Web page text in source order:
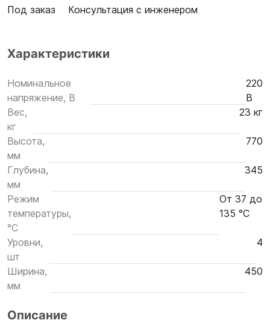
Под заказ
Консультация с инженером
Характеристики
Номинальное
напряжение, В
220
В
Вес,
кг
23 кг
Высота,
мм
770
Глубина,
мм
345
Режим
температуры,
°С
От 37 до
135 °С
Уровни,
шт
4
Ширина,
мм
450
Описание